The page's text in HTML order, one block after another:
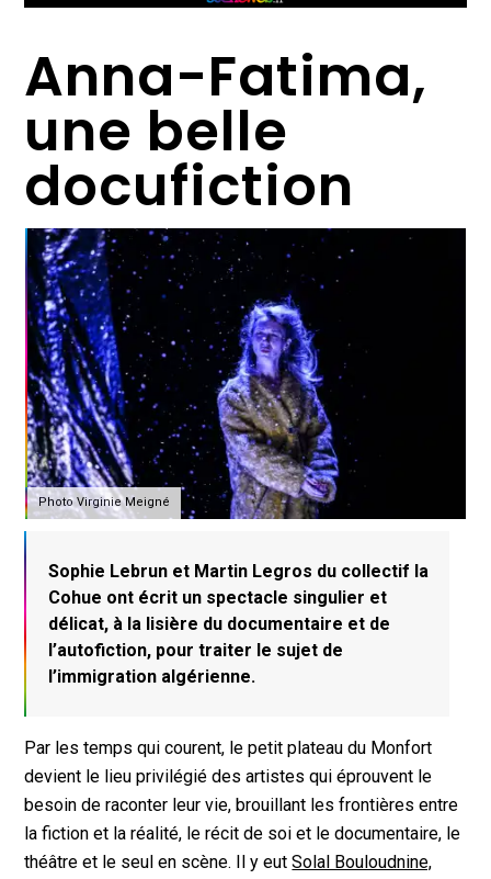
Anna-Fatima,
une belle
docufiction
Photo Virginie Meigné
Sophie Lebrun et Martin Legros du collectif la
Cohue ont écrit un spectacle singulier et
délicat, à la lisière du documentaire et de
l’autofiction, pour traiter le sujet de
l’immigration algérienne.
Par les temps qui courent, le petit plateau du Monfort
devient le lieu privilégié des artistes qui éprouvent le
besoin de raconter leur vie, brouillant les frontières entre
la fiction et la réalité, le récit de soi et le documentaire, le
théâtre et le seul en scène. Il y eutSolal Bouloudnine,